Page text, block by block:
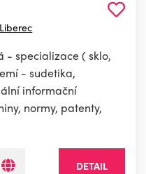
- specializace ( sklo,
- sudetika,
informační
normy, patenty,
DETAIL